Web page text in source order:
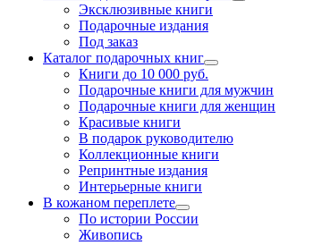
Эксклюзивные книги
Подарочные издания
Под заказ
Каталог подарочных книг
Книги до 10 000 руб.
Подарочные книги для мужчин
Подарочные книги для женщин
Красивые книги
В подарок руководителю
Коллекционные книги
Репринтные издания
Интерьерные книги
В кожаном переплете
По истории России
Живопись